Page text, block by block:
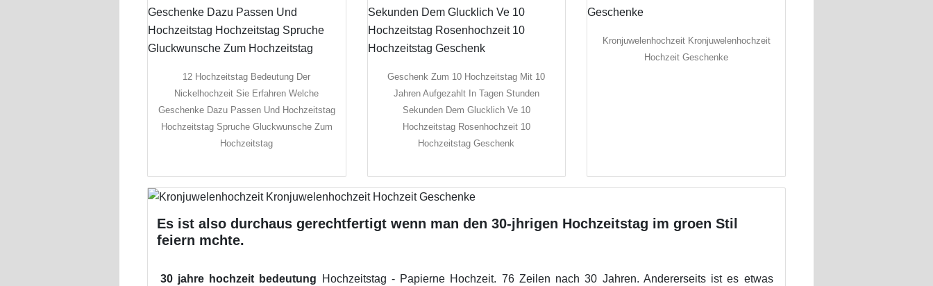
12 Hochzeitstag Bedeutung Der
Nickelhochzeit Sie Erfahren Welche
Geschenke Dazu Passen Und Hochzeitstag
Hochzeitstag Spruche Gluckwunsche Zum
Hochzeitstag
Geschenk Zum 10 Hochzeitstag Mit 10
Jahren Aufgezahlt In Tagen Stunden
Sekunden Dem Glucklich Ve 10
Hochzeitstag Rosenhochzeit 10
Hochzeitstag Geschenk
Kronjuwelenhochzeit Kronjuwelenhochzeit
Hochzeit Geschenke
Es ist also durchaus gerechtfertigt wenn man den 30-jhrigen Hochzeitstag im groen Stil
feiern mchte.
30 jahre hochzeit bedeutung Hochzeitstag - Papierne Hochzeit. 76 Zeilen nach 30 Jahren. Andererseits ist es etwas